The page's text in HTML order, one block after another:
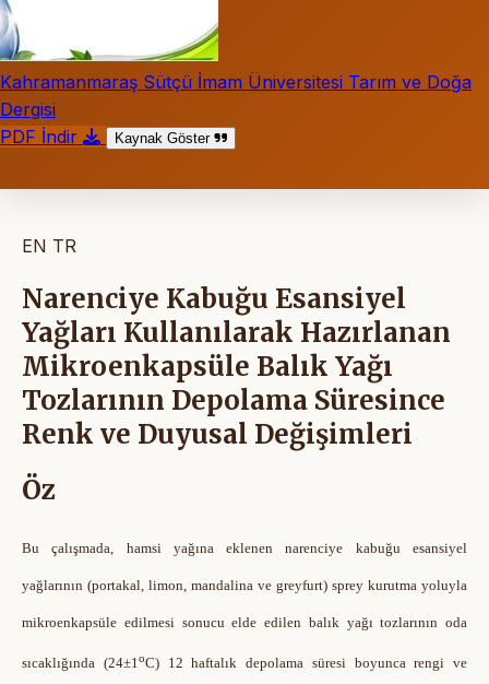
Kahramanmaraş Sütçü İmam Üniversitesi Tarım ve Doğa
Dergisi
PDF İndir
Kaynak Göster
EN TR
Narenciye Kabuğu Esansiyel
Yağları Kullanılarak Hazırlanan
Mikroenkapsüle Balık Yağı
Tozlarının Depolama Süresince
Renk ve Duyusal Değişimleri
Öz
Bu çalışmada, hamsi yağına eklenen narenciye kabuğu esansiyel
yağlarının (portakal, limon, mandalina ve greyfurt) sprey kurutma yoluyla
mikroenkapsüle edilmesi sonucu elde edilen balık yağı tozlarının oda
sıcaklığında (24±1oC) 12 haftalık depolama süresi boyunca rengi ve